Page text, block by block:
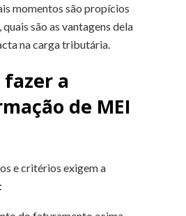
momentos são propícios
quais são as vantagens dela
na carga tributária.
a
de MEI
e critérios exigem a